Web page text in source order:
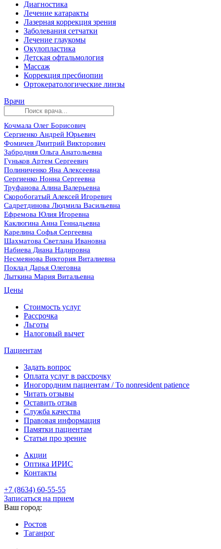
Диагностика
Лечение катаракты
Лазерная коррекция зрения
Заболевания сетчатки
Лечение глаукомы
Окулопластика
Детская офтальмология
Массаж
Коррекция пресбиопии
Ортокератологические линзы
Врачи
Кочмала Олег Борисович
Сергиенко Андрей Юрьевич
Фомичев Дмитрий Викторович
Забродняя Ольга Анатольевна
Гуньков Артем Сергеевич
Полиниченко Яна Алексеевна
Сергиенко Нонна Сергеевна
Труфанова Алина Валерьевна
Скоробогатый Алексей Игоревич
Садретдинова Людмила Васильевна
Ефремова Юлия Игоревна
Каклюгина Анна Геннадьевна
Карелина Софья Сергеевна
Шахматова Светлана Ивановна
Набиева Диана Надировна
Несмеянова Виктория Виталиевна
Поклад Дарья Олеговна
Лыткина Мария Витальевна
Цены
Стоимость услуг
Рассрочка
Льготы
Налоговый вычет
Пациентам
Задать вопрос
Оплата услуг в рассрочку
Иногородним пациентам / To nonresident patience
Читать отзывы
Оставить отзыв
Служба качества
Правовая информация
Памятки пациентам
Статьи про зрение
Акции
Оптика ИРИС
Контакты
+7 (8634) 60-55-55
Записаться на прием
Ваш город:
Ростов
Таганрог